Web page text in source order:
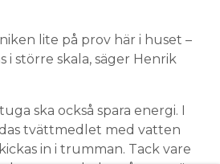
lite på prov här i huset –
i större skala, säger Henrik
ska också spara energi. I
tvättmedlet med vatten
in i trumman. Tack vare